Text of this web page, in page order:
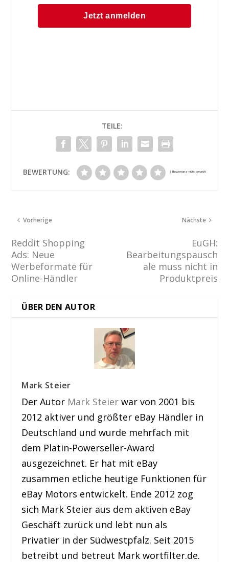
TEILE:
BEWERTUNG:
Vorherige
Reddit Shopping
Ads: Neue
Werbeformate für
Online-Händler
Nächste
EuGH:
Bearbeitungspausch
ale muss nicht in
Produktpreis
ÜBER DEN AUTOR
Mark Steier
Der Autor Mark Steier war von 2001 bis
2012 aktiver und größter eBay Händler in
Deutschland und wurde mehrfach mit
dem Platin-Powerseller-Award
ausgezeichnet. Er hat mit eBay
zusammen etliche heutige Funktionen für
eBay Motors entwickelt. Ende 2012 zog
sich Mark Steier aus dem aktiven eBay
Geschäft zurück und lebt nun als
Privatier in der Südwestpfalz. Seit 2015
betreibt und betreut Mark wortfilter.de.